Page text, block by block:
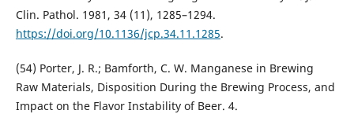
Clin. Pathol. 1981, 34 (11), 1285–1294.
https://doi.org/10.1136/jcp.34.11.1285.
(54) Porter, J. R.; Bamforth, C. W. Manganese in Brewing
Raw Materials, Disposition During the Brewing Process, and
Impact on the Flavor Instability of Beer. 4.